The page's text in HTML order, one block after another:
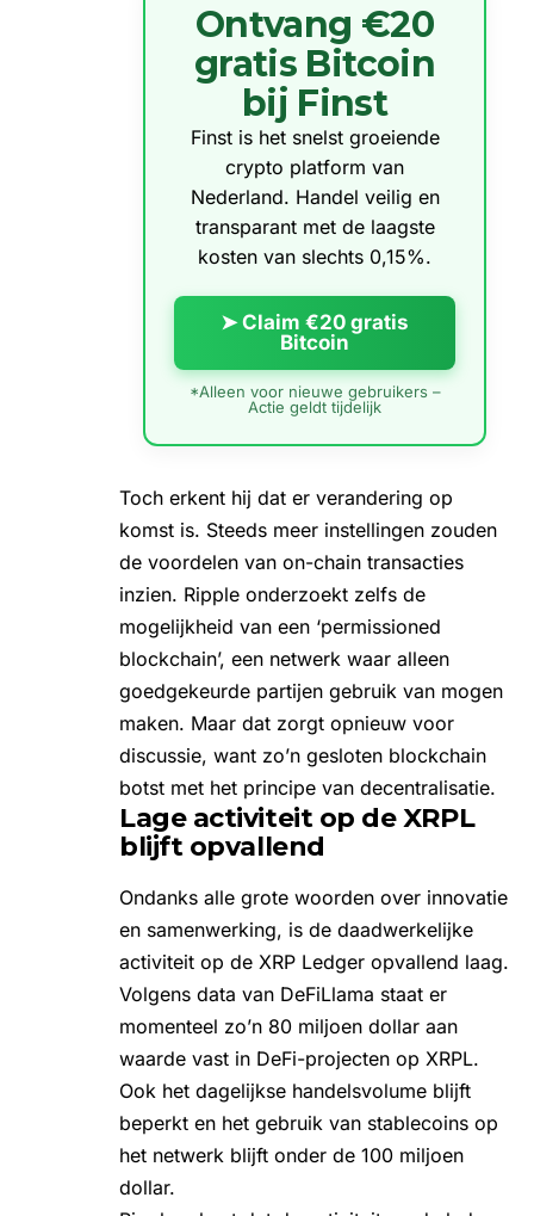
Ontvang €20
gratis Bitcoin
bij Finst
Finst is het snelst groeiende
crypto platform van
Nederland. Handel veilig en
transparant met de laagste
kosten van slechts 0,15%.
➤ Claim €20 gratis
Bitcoin
*Alleen voor nieuwe gebruikers –
Actie geldt tijdelijk
Toch erkent hij dat er verandering op
komst is. Steeds meer instellingen zouden
de voordelen van on-chain transacties
inzien. Ripple onderzoekt zelfs de
mogelijkheid van een ‘permissioned
blockchain’, een netwerk waar alleen
goedgekeurde partijen gebruik van mogen
maken. Maar dat zorgt opnieuw voor
discussie, want zo’n gesloten blockchain
botst met het principe van decentralisatie.
Lage activiteit op de XRPL
blijft opvallend
Ondanks alle grote woorden over innovatie
en samenwerking, is de daadwerkelijke
activiteit op de XRP Ledger opvallend laag.
Volgens data van DeFiLlama staat er
momenteel zo’n 80 miljoen dollar aan
waarde vast in DeFi-projecten op XRPL.
Ook het dagelijkse handelsvolume blijft
beperkt en het gebruik van stablecoins op
het netwerk blijft onder de 100 miljoen
dollar.